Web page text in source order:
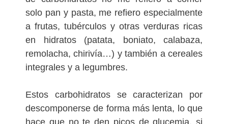
solo pan y pasta, me refiero especialmente
a frutas, tubérculos y otras verduras ricas
en hidratos (patata, boniato, calabaza,
remolacha, chirivía…) y también a cereales
integrales y a legumbres.
Estos carbohidratos se caracterizan por
descomponerse de forma más lenta, lo que
hace que no te den picos de glucemia, si